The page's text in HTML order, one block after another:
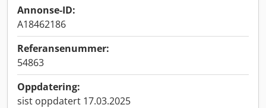
Annonse-ID:
A18462186
Referansenummer:
54863
Oppdatering:
sist oppdatert 17.03.2025